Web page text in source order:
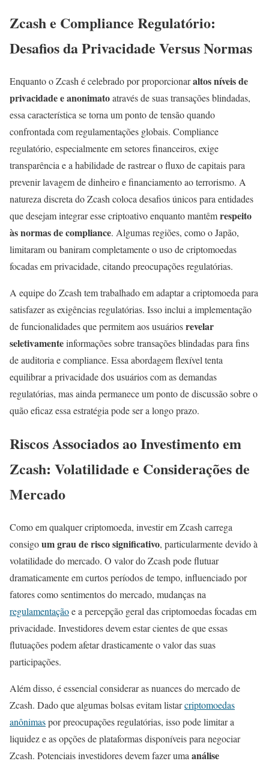
Zcash e Compliance Regulatório:
Desafios da Privacidade Versus Normas
Enquanto o Zcash é celebrado por proporcionaraltos níveis de
privacidade e anonimatoatravés de suas transações blindadas,
essa característica se torna um ponto de tensão quando
confrontada com regulamentações globais. Compliance
regulatório, especialmente em setores financeiros, exige
transparência e a habilidade de rastrear o fluxo de capitais para
prevenir lavagem de dinheiro e financiamento ao terrorismo. A
natureza discreta do Zcash coloca desafios únicos para entidades
que desejam integrar esse criptoativo enquanto mantêmrespeito
às normas de compliance. Algumas regiões, como o Japão,
limitaram ou baniram completamente o uso de criptomoedas
focadas em privacidade, citando preocupações regulatórias.
A equipe do Zcash tem trabalhado em adaptar a criptomoeda para
satisfazer as exigências regulatórias. Isso inclui a implementação
de funcionalidades que permitem aos usuáriosrevelar
seletivamenteinformações sobre transações blindadas para fins
de auditoria e compliance. Essa abordagem flexível tenta
equilibrar a privacidade dos usuários com as demandas
regulatórias, mas ainda permanece um ponto de discussão sobre o
quão eficaz essa estratégia pode ser a longo prazo.
Riscos Associados ao Investimento em
Zcash: Volatilidade e Considerações de
Mercado
Como em qualquer criptomoeda, investir em Zcash carrega
consigoum grau de risco significativo, particularmente devido à
volatilidade do mercado. O valor do Zcash pode flutuar
dramaticamente em curtos períodos de tempo, influenciado por
fatores como sentimentos do mercado, mudanças na
regulamentaçãoe a percepção geral das criptomoedas focadas em
privacidade. Investidores devem estar cientes de que essas
flutuações podem afetar drasticamente o valor das suas
participações.
Além disso, é essencial considerar as nuances do mercado de
Zcash. Dado que algumas bolsas evitam listarcriptomoedas
anônimaspor preocupações regulatórias, isso pode limitar a
liquidez e as opções de plataformas disponíveis para negociar
Zcash. Potenciais investidores devem fazer uma análise